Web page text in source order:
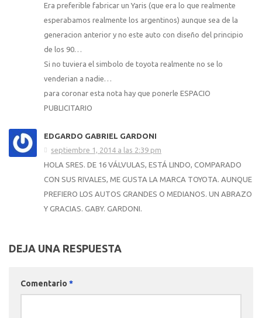
Era preferible fabricar un Yaris (que era lo que realmente
esperabamos realmente los argentinos) aunque sea de la
generacion anterior y no este auto con diseño del principio
de los 90…
Si no tuviera el simbolo de toyota realmente no se lo
venderian a nadie…
para coronar esta nota hay que ponerle ESPACIO
PUBLICITARIO
EDGARDO GABRIEL GARDONI
septiembre 1, 2014 a las 2:39 pm
HOLA SRES. DE 16 VÁLVULAS, ESTÁ LINDO, COMPARADO
CON SUS RIVALES, ME GUSTA LA MARCA TOYOTA. AUNQUE
PREFIERO LOS AUTOS GRANDES O MEDIANOS. UN ABRAZO
Y GRACIAS. GABY. GARDONI.
DEJA UNA RESPUESTA
Comentario *